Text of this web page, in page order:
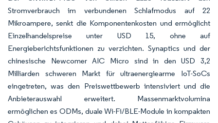
Stromverbrauch im verbundenen Schlafmodus auf 22
Mikroampere, senkt die Komponentenkosten und ermöglicht
Einzelhandelspreise unter USD 15, ohne auf
Energieberichtsfunktionen zu verzichten. Synaptics und der
chinesische Newcomer AIC Micro sind in den USD 3,2
Milliarden schweren Markt für ultraenergiearme IoT-SoCs
eingetreten, was den Preiswettbewerb intensiviert und die
Anbieterauswahl erweitert. Massenmarktvolumina
ermöglichen es ODMs, duale Wi-Fi/BLE-Module in kompakten